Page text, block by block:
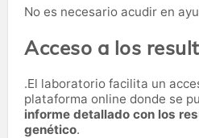
No es necesario acudir en
Acceso a los
.El laboratorio facilita un
plataforma online donde se
informe detallado con los
genético.